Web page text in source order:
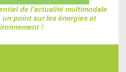
de l'actualité multimodale
point sur les énergies et
!